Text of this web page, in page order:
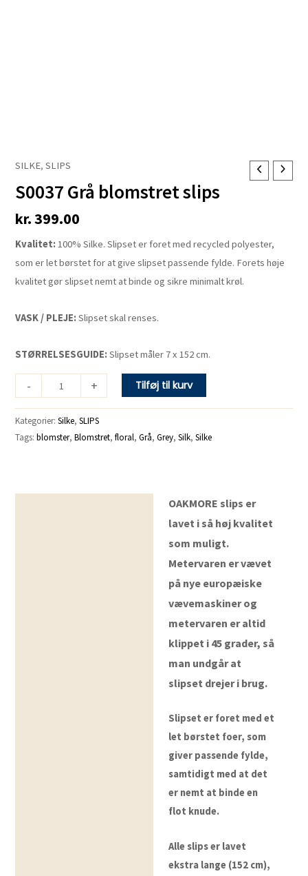
SILKE,SLIPS
S0037 Grå blomstret slips
kr.399.00
Kvalitet: 100% Silke. Slipset er foret med recycled polyester,
som er let børstet for at give slipset passende fylde. Forets høje
kvalitet gør slipset nemt at binde og sikre minimalt krøl.
VASK / PLEJE: Slipset skal renses.
STØRRELSESGUIDE: Slipset måler 7 x 152 cm.
-
S0037
Grå
slips
antal
+ Tilføj til kurv
Kategorier:Silke,SLIPS
Tags:blomster,Blomstret,floral,Grå,Grey,Silk,Silke
OAKMORE slips er
lavet i så høj kvalitet
som muligt.
Metervaren er vævet
på nye europæiske
vævemaskiner og
metervaren er altid
klippet i 45 grader, så
man undgår at
slipset drejer i brug.
Slipset er foret med et
let børstet foer, som
giver passende fylde,
samtidigt med at det
er nemt at binde en
flot knude.
Alle slips er lavet
ekstra lange (152 cm),